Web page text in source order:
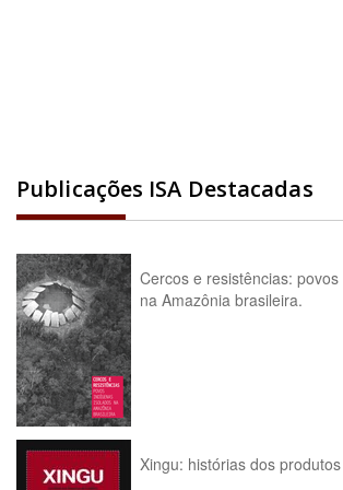
Publicações ISA Destacadas
Cercos e resistências:
na Amazônia brasileira.
Xingu: histórias dos